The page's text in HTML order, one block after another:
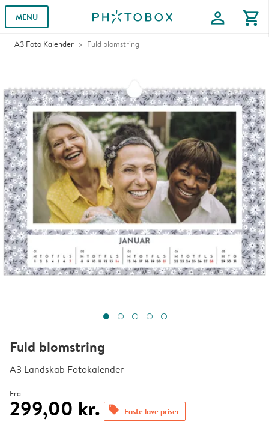
MENU profile shopping_cart
A3 Foto Kalender Fuld blomstring
Fuld blomstring
A3 Landskab Fotokalender
Fra
299,00 kr. offers Faste lave priser